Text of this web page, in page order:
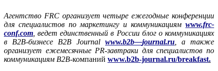
Агентство FRC организует четыре ежегодные конференции
для специалистов по маркетингу и коммуникациям www.frc-
conf.com, ведет единственный в России блог о коммуникациях
в B2B-бизнесе B2B Journal www.b2b—journal.ru, а также
организует ежемесячные PR-завтраки для специалистов по
коммуникациям B2B-компаний www.b2b-journal.ru/breakfast.